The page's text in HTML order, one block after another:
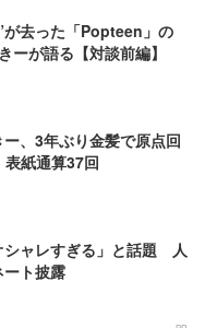
が去った「Popteen」の
が語る【対談前編】
、3年ぶり金髪で原点回
紙通算37回
シャレすぎる」と話題 人
ト披露